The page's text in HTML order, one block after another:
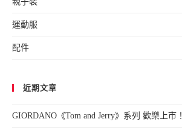
運動服
配件
近期文章
GIORDANO《Tom and Jerry》系列 歡樂上市！